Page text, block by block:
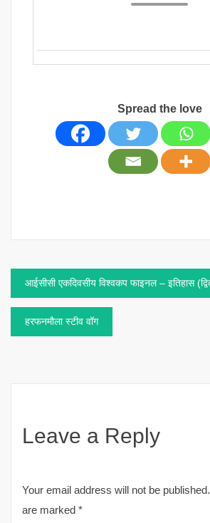
Spread the love
Post
navigation
आईसीसी एकदिवसीय विश्वकप फाइनल – इतिहास
हरफनमौला स्टीव वॉग
Leave a Reply
Your email address will not be published.
are marked *